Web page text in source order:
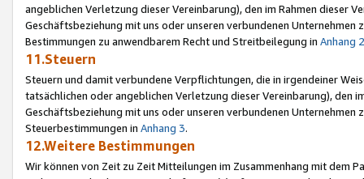
angeblichen Verletzung dieser Vereinbarung), den im Rahmen dieser
Geschäftsbeziehung mit uns oder unseren verbundenen
Bestimmungen zu anwendbarem Recht und Streitbeilegung in Anhang 2
11.Steuern
Steuern und damit verbundene Verpflichtungen, die in irgendeiner
tatsächlichen oder angeblichen Verletzung dieser Vereinbarung), den
Geschäftsbeziehung mit uns oder unseren verbundenen
Steuerbestimmungen in Anhang 3.
12.Weitere Bestimmungen
Wir können von Zeit zu Zeit Mitteilungen im Zusammenhang mit dem